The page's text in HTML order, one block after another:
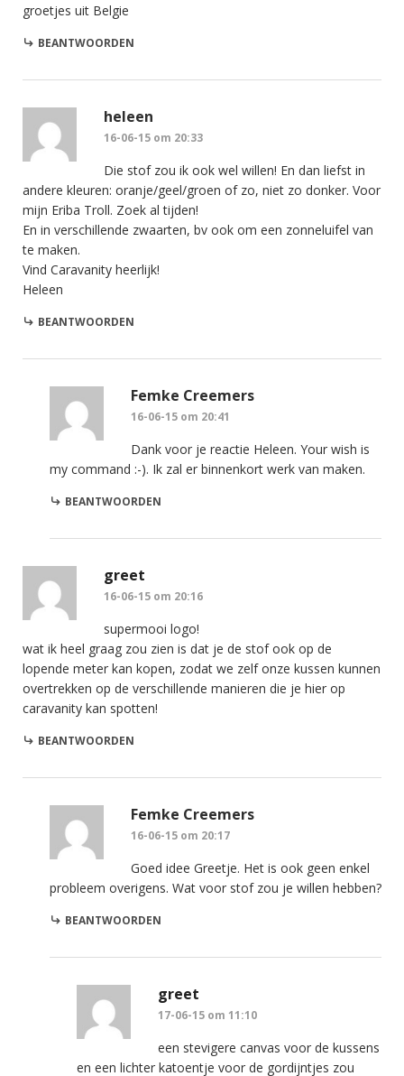
groetjes uit Belgie
BEANTWOORDEN
heleen
16-06-15 om 20:33
Die stof zou ik ook wel willen! En dan liefst in
andere kleuren: oranje/geel/groen of zo, niet zo donker. Voor
mijn Eriba Troll. Zoek al tijden!
En in verschillende zwaarten, bv ook om een zonneluifel van
te maken.
Vind Caravanity heerlijk!
Heleen
BEANTWOORDEN
Femke Creemers
16-06-15 om 20:41
Dank voor je reactie Heleen. Your wish is
my command :-). Ik zal er binnenkort werk van maken.
BEANTWOORDEN
greet
16-06-15 om 20:16
supermooi logo!
wat ik heel graag zou zien is dat je de stof ook op de
lopende meter kan kopen, zodat we zelf onze kussen kunnen
overtrekken op de verschillende manieren die je hier op
caravanity kan spotten!
BEANTWOORDEN
Femke Creemers
16-06-15 om 20:17
Goed idee Greetje. Het is ook geen enkel
probleem overigens. Wat voor stof zou je willen hebben?
BEANTWOORDEN
greet
17-06-15 om 11:10
een stevigere canvas voor de kussens
en een lichter katoentje voor de gordijntjes zou